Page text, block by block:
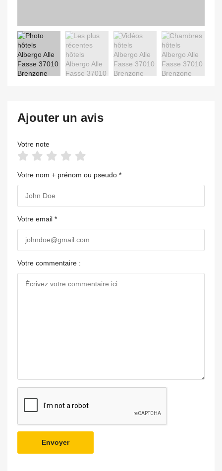
Ajouter un avis
Votre note
Votre nom + prénom ou pseudo *
Votre email *
Votre commentaire :
Envoyer